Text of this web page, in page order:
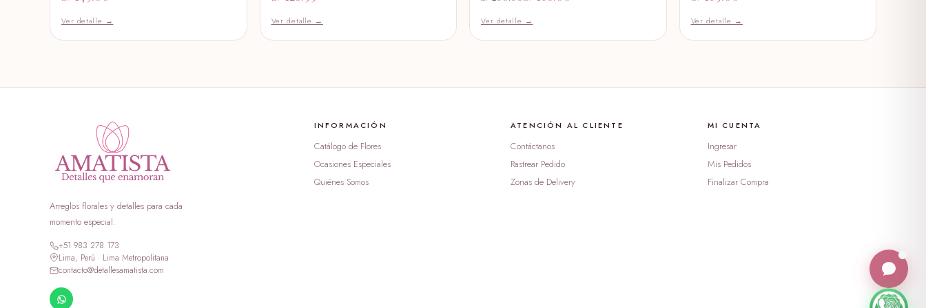
S/ 89.99
S/ 199.00
peluche erizo
Ver detalle → Ver detalle → Ver detalle → Ver detalle →
Arreglos florales y detalles para cada
momento especial.
+51 983 278 173
Lima, Perú · Lima Metropolitana
contacto@detallesamatista.com
INFORMACIÓN
Catálogo de Flores
Ocasiones Especiales
Quiénes Somos
ATENCIÓN AL CLIENTE
Contáctanos
Rastrear Pedido
Zonas de Delivery
MI CUENTA
Ingresar
Mis Pedidos
Finalizar Compra